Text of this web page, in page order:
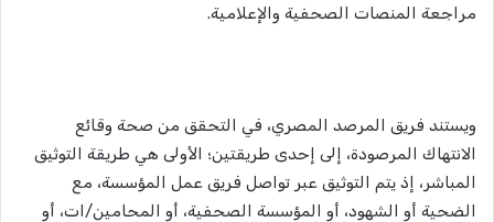
مراجعة المنصات الصحفية والإعلامية.
ويستند فريق المرصد المصري، في التحقق من صحة وقائع
الانتهاك المرصودة، إلى إحدى طريقتين؛ الأولى هي طريقة التوثيق
المباشر، إذ يتم التوثيق عبر تواصل فريق عمل المؤسسة، مع
الضحية أو الشهود، أو المؤسسة الصحفية، أو المحامين/ات، أو